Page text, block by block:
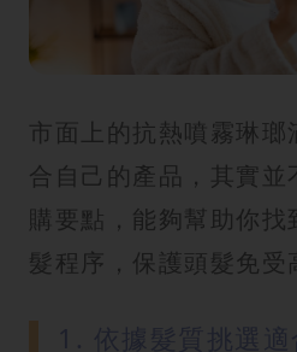
市面上的抗熱噴霧琳瑯
合自己的產品，其實並
購要點，能夠幫助你找
髮程序，保護頭髮免受